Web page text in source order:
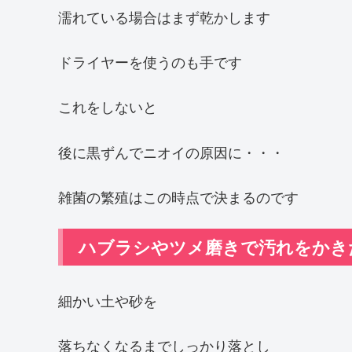
濡れている場合はまず乾かします
ドライヤーを使うのも手です
これをしないと
後に黒ずんでニオイの原因に・・・
雑菌の繁殖はこの時点で決まるのです
ハブラシやツメ磨きで汚れをか
細かい土や砂を
落ちなくなるまでしっかり落とし